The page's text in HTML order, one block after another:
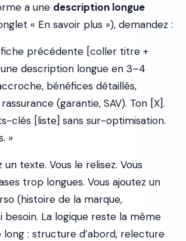
a une description longue
« En savoir plus »), demandez :
précédente [coller titre +
description longue en 3–4
bénéfices détaillés,
(garantie, SAV). Ton [X].
clés [liste] sans sur-optimisation.
»
texte. Vous le relisez. Vous
trop longues. Vous ajoutez un
(histoire de la marque,
besoin. La logique reste la même
: structure d’abord, relecture